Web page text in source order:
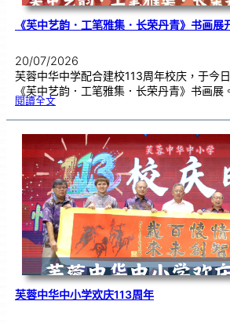
《芙中艺韵．工笔雅集．长荣丹青》书画展
20/07/2026
芙蓉中华中学配合建校113周年校庆，于今
《芙中艺韵．工笔雅集．长荣丹青》书画展
閱讀全文:《
艺
．
工
笔
雅
．
长
荣
丹
青
》
书
画
展
开
幕
芙蓉中华中小学欢庆113周年